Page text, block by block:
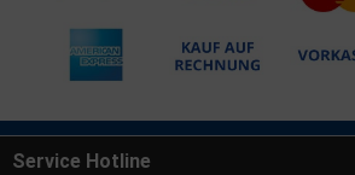
Service Hotline